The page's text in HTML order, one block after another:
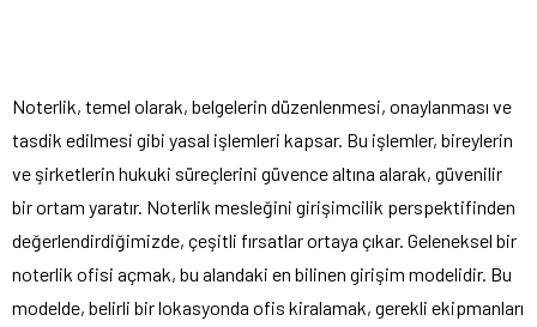
Noterlik, temel olarak, belgelerin düzenlenmesi, onaylanması ve
tasdik edilmesi gibi yasal işlemleri kapsar. Bu işlemler, bireylerin
ve şirketlerin hukuki süreçlerini güvence altına alarak, güvenilir
bir ortam yaratır. Noterlik mesleğini girişimcilik perspektifinden
değerlendirdiğimizde, çeşitli fırsatlar ortaya çıkar. Geleneksel bir
noterlik ofisi açmak, bu alandaki en bilinen girişim modelidir. Bu
modelde, belirli bir lokasyonda ofis kiralamak, gerekli ekipmanları